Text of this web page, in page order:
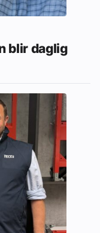
blir daglig